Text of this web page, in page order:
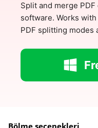
Split and merge
software. Works
PDF splitting modes